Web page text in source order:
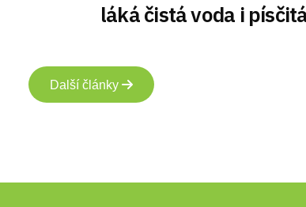
láká čistá voda i
Další články